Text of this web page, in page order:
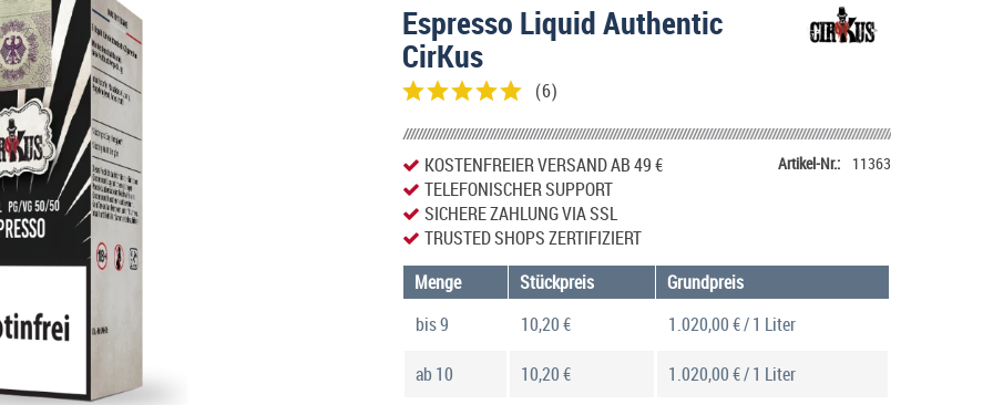
Espresso Liquid Authentic
CirKus
(6)
KOSTENFREIER VERSAND AB 49 €
TELEFONISCHER SUPPORT
SICHERE ZAHLUNG VIA SSL
TRUSTED SHOPS ZERTIFIZIERT
Artikel-Nr.: 11363
Menge Stückpreis
Grundpreis
bis9 10,20 € 1.020,00 € / 1 Liter
ab10 10,20 € 1.020,00 € / 1 Liter